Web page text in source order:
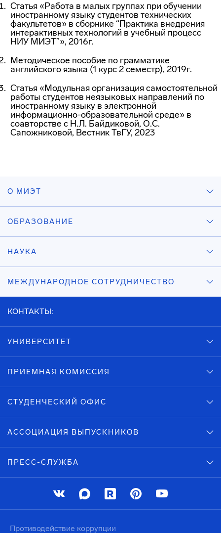
Статья «Работа в малых группах при обучении
иностранному языку студентов технических
факультетов» в сборнике “Практика внедрения
интерактивных технологий в учебный процесс
НИУ МИЭТ”», 2016г.
Методическое пособие по грамматике
английского языка (1 курс 2 семестр), 2019г.
Статья «Модульная организация самостоятельной
работы студентов неязыковых направлений по
иностранному языку в электронной
информационно-образовательной среде» в
соавторстве с Н.Л. Байдиковой, О.С.
Сапожниковой, Вестник ТвГУ, 2023
О МИЭТ
ОБРАЗОВАНИЕ
НАУКА
МЕЖДУНАРОДНОЕ СОТРУДНИЧЕСТВО
КОНТАКТЫ:
УНИВЕРСИТЕТ
ПРИЕМНАЯ КОМИССИЯ
СТУДЕНЧЕСКИЙ ОФИС
АССОЦИАЦИЯ ВЫПУСКНИКОВ
ПРЕСС-СЛУЖБА
Противодействие коррупции